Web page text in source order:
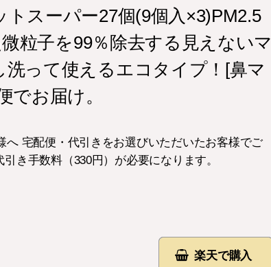
トスーパー27個(9個入×3)PM2.5
粒子を99％除去する見えないマ
洗って使えるエコタイプ！[鼻マ
でお届け。
へ 宅配便・代引きをお選びいただいたお客様でご
き手数料（330円）が必要になります。
楽天で購入